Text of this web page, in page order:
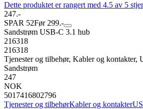
Dette produktet er rangert med 4.5 av 5
247.-
SPAR 52Før 299.-
Sandstrøm USB-C 3.1 hub
216318
216318
Tjenester og tilbehør, Kabler og kontakter,
Sandstrøm
247
NOK
5017416802796
Tjenester og tilbehørKabler og kontakter